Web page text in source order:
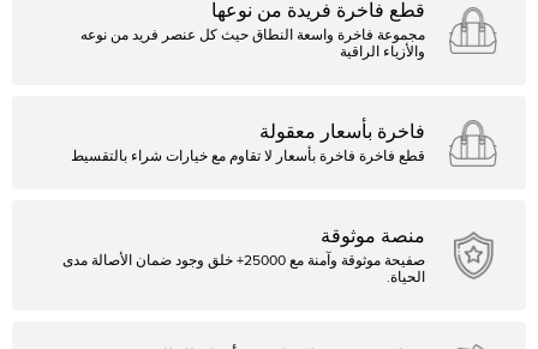
قطع فاخرة فريدة من نوعها
مجموعة فاخرة واسعة النطاق حيث كل عنصر فريد من نوعه
والأزياء الراقية
فاخرة بأسعار معقولة
قطع فاخرة فاخرة بأسعار لا تقاوم مع خيارات شراء بالتقسيط
منصة موثوقة
صفيحة موثوقة وآمنة مع 25000+ خلق وجود ضمان الأصالة مدى
الحياة.